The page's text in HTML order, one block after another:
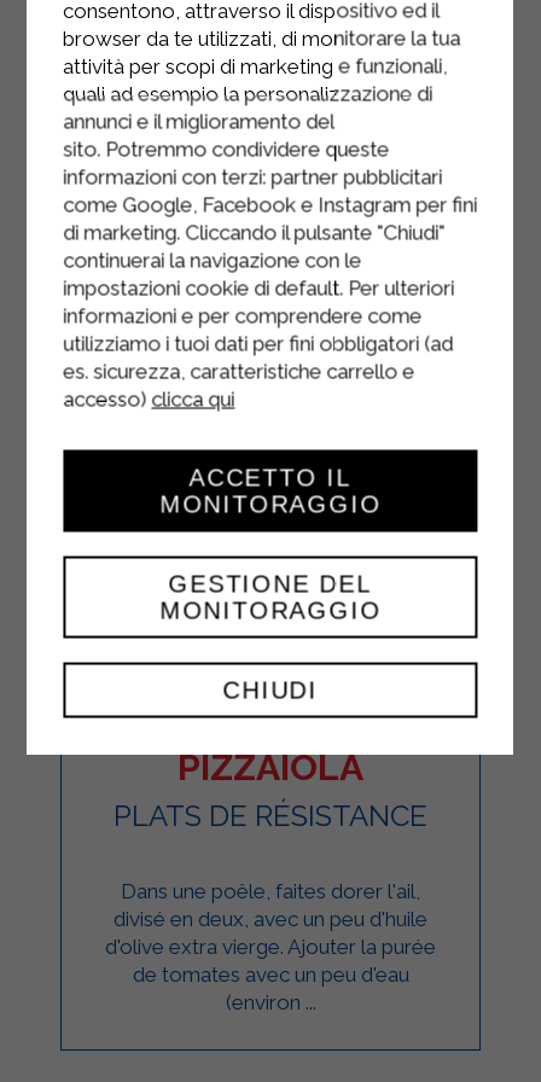
vif en remuant (sauf si vous utilisez
une poêle antiadhésive).
BŒUF À LA
PIZZAIOLA
PLATS DE RÉSISTANCE
Dans une poêle, faites dorer l'ail,
divisé en deux, avec un peu d'huile
d'olive extra vierge. Ajouter la purée
de tomates avec un peu d'eau
(environ ...
consentono, attraverso il dispositivo ed il
browser da te utilizzati, di monitorare la tua
attività per scopi di marketing e funzionali,
quali ad esempio la personalizzazione di
annunci e il miglioramento del
sito. Potremmo condividere queste
informazioni con terzi: partner pubblicitari
come Google, Facebook e Instagram per fini
di marketing. Cliccando il pulsante "Chiudi"
continuerai la navigazione con le
impostazioni cookie di default. Per ulteriori
informazioni e per comprendere come
utilizziamo i tuoi dati per fini obbligatori (ad
es. sicurezza, caratteristiche carrello e
accesso) clicca qui
CHIUDI
GESTIONE DEL
MONITORAGGIO
ACCETTO IL
MONITORAGGIO